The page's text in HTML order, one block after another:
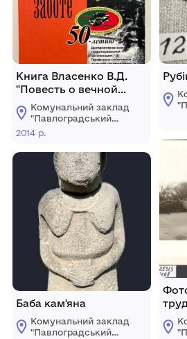
Книга Власенко В.Д.
"Повесть о вечной
заботе" ("Повість про
вічну турботу"). До 50-
річчя
Дніпропетровської
територіальної
організації Профспілки
робітників вугільної
промисловості.
Дніпропетровськ:
"ЛізуновПрес", 2014 р.,
560 стор.
ілюстрованого
російськомовного
видання.
Комунальний заклад
"Павлоградський
історико-
краєзнавчий музей"
Павлоградської
міської ради
2014 р.
Баба кам'яна
Комунальний заклад
"Павлоградський